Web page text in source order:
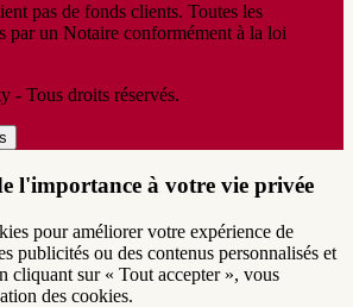
pas de fonds clients. Toutes les
par un Notaire conformément à la loi
- Tous droits réservés.
l'importance à votre vie privée
pour améliorer votre expérience de
publicités ou des contenus personnalisés et
cliquant sur « Tout accepter », vous
des cookies.